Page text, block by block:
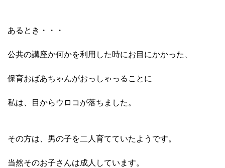
あるとき・・・
公共の講座か何かを利用した時にお目にかかった、
保育おばあちゃんがおっしゃっることに
私は、目からウロコが落ちました。
その方は、男の子を二人育てていたようです。
当然そのお子さんは成人しています。